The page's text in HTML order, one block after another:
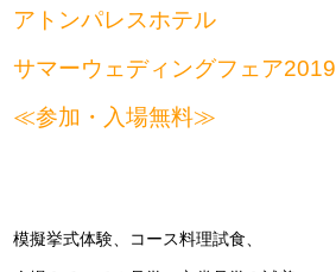
アトンパレスホテル
サマーウェディングフェア2019
≪参加・入場無料≫
模擬挙式体験、コース料理試食、